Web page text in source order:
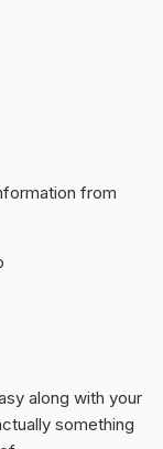
from
along with your
something